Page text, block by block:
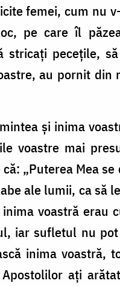
femei, cum nu
pe care îl
peceţile,
au pornit
şi inima
voastre mai
„Puterea Mea
ale lumii, ca să
voastră erau
iar sufletul nu
inima voastră,
aţi